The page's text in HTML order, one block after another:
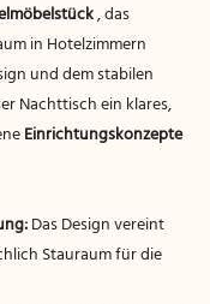
, das
in Hotelzimmern
und dem stabilen
Nachttisch ein klares,
Einrichtungskonzepte
Das Design vereint
Stauraum für die